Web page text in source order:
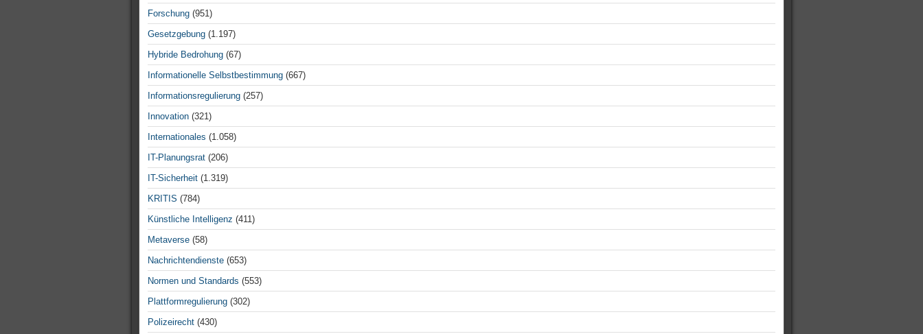
Forschung (951)
Gesetzgebung (1.197)
Hybride Bedrohung (67)
Informationelle Selbstbestimmung (667)
Informationsregulierung (257)
Innovation (321)
Internationales (1.058)
IT-Planungsrat (206)
IT-Sicherheit (1.319)
KRITIS (784)
Künstliche Intelligenz (411)
Metaverse (58)
Nachrichtendienste (653)
Normen und Standards (553)
Plattformregulierung (302)
Polizeirecht (430)